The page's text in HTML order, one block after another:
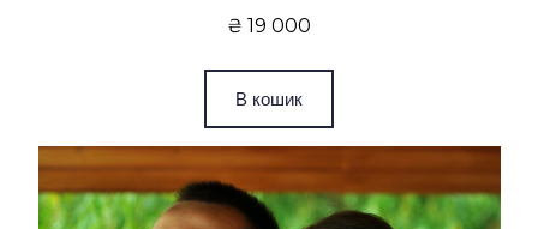
₴ 19 000
В кошик